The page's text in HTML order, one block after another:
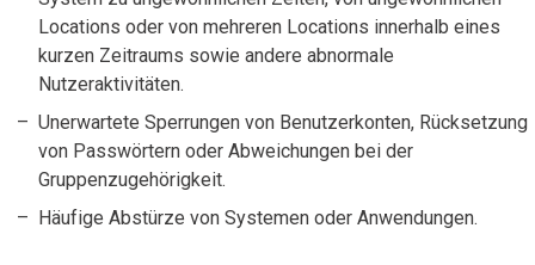
Locations oder von mehreren Locations innerhalb eines
kurzen Zeitraums sowie andere abnormale
Nutzeraktivitäten.
Unerwartete Sperrungen von Benutzerkonten, Rücksetzung
von Passwörtern oder Abweichungen bei der
Gruppenzugehörigkeit.
Häufige Abstürze von Systemen oder Anwendungen.